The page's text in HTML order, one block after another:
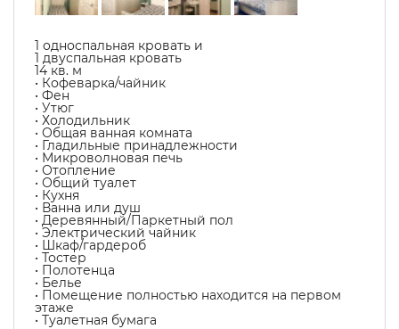
1 односпальная кровать и
1 двуспальная кровать
14 кв. м
• Кофеварка/чайник
• Фен
• Утюг
• Холодильник
• Общая ванная комната
• Гладильные принадлежности
• Микроволновая печь
• Отопление
• Общий туалет
• Кухня
• Ванна или душ
• Деревянный/Паркетный пол
• Электрический чайник
• Шкаф/гардероб
• Тостер
• Полотенца
• Белье
• Помещение полностью находится на первом
этаже
• Туалетная бумага